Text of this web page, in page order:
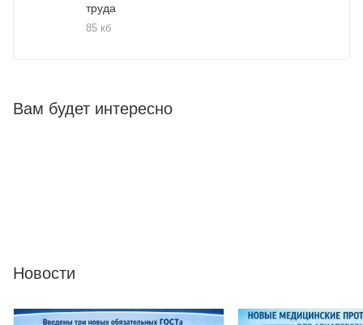
труда
85 кб
Вам будет интересно
Новости